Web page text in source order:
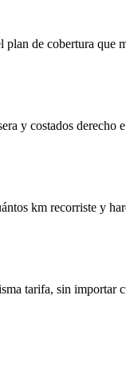
plan de cobertura que
y costados derecho
km recorriste y
tarifa, sin importar